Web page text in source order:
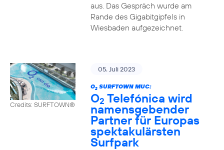
aus. Das Gespräch wurde am
Rande des Gigabitgipfels in
Wiesbaden aufgezeichnet.
Credits: SURFTOWN®
05. Juli 2023
O2SURFTOWN MUC:
O2 Telefónica wird
namensgebender
Partner für Europas
spektakulärsten
Surfpark